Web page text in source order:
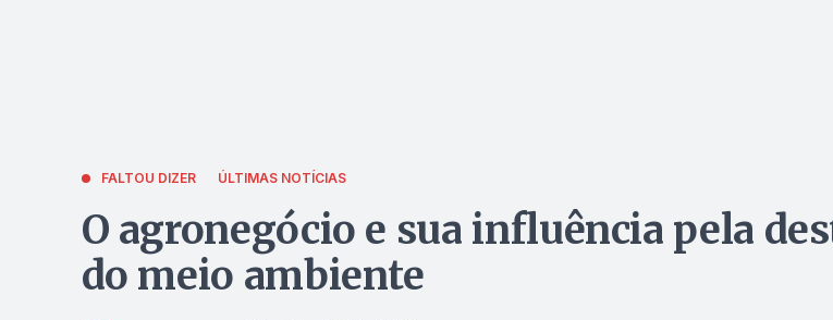
FALTOU DIZER ÚLTIMAS NOTÍCIAS
O agronegócio e sua influência pela
do meio ambiente